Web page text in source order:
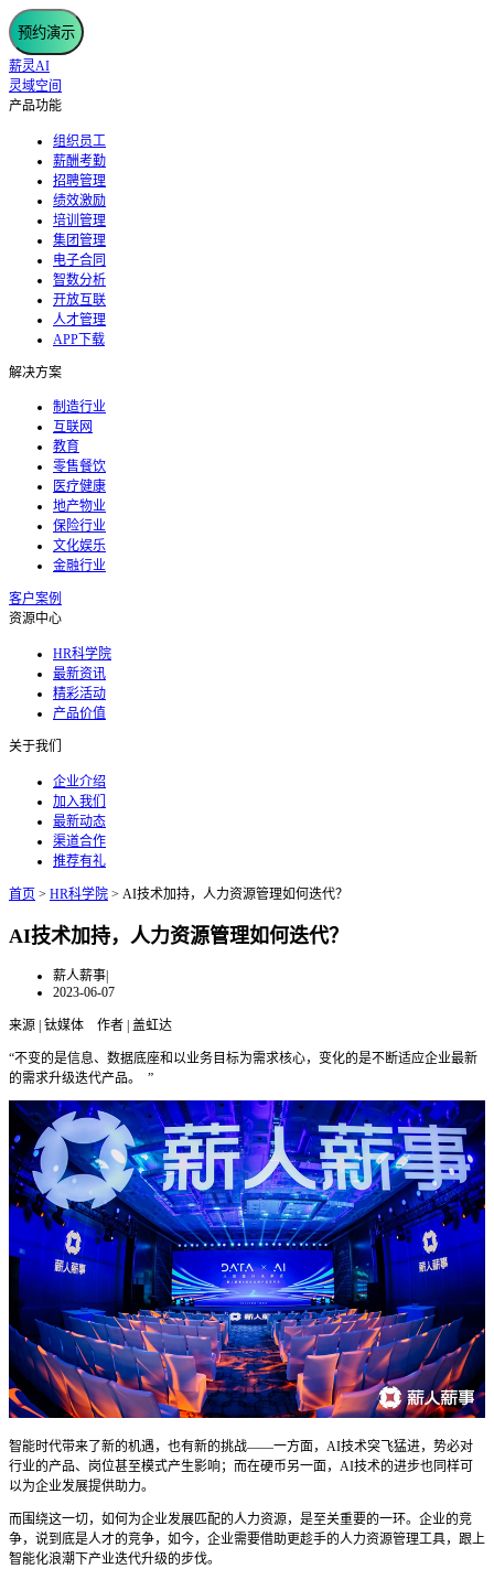
预约演示
薪灵AI
灵域空间
产品功能
组织员工
薪酬考勤
招聘管理
绩效激励
培训管理
集团管理
电子合同
智数分析
开放互联
人才管理
APP下载
解决方案
制造行业
互联网
教育
零售餐饮
医疗健康
地产物业
保险行业
文化娱乐
金融行业
客户案例
资源中心
HR科学院
最新资讯
精彩活动
产品价值
关于我们
企业介绍
加入我们
最新动态
渠道合作
推荐有礼
首页 > HR科学院 > AI技术加持，人力资源管理如何迭代？
AI技术加持，人力资源管理如何迭代？
薪人薪事|
2023-06-07
来源 | 钛媒体 作者 | 盖虹达
“不变的是信息、数据底座和以业务目标为需求核心，变化的是不断适应企业最新
的需求升级迭代产品。 ”
智能时代带来了新的机遇，也有新的挑战——一方面，AI技术突飞猛进，势必对
行业的产品、岗位甚至模式产生影响；而在硬币另一面，AI技术的进步也同样可
以为企业发展提供助力。
而围绕这一切，如何为企业发展匹配的人力资源，是至关重要的一环。企业的竞
争，说到底是人才的竞争，如今，企业需要借助更趁手的人力资源管理工具，跟上
智能化浪潮下产业迭代升级的步伐。